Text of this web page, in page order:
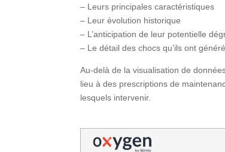
– Leurs principales caractéristiques
– Leur évolution historique
– L’anticipation de leur potentielle
– Le détail des chocs qu’ils ont
Au-delà de la visualisation de
lieu à des prescriptions de
lesquels intervenir.